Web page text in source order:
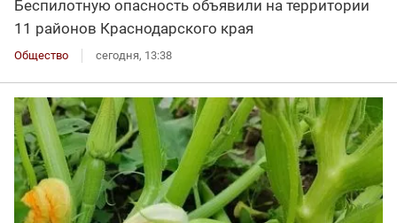
Беспилотную опасность объявили на территории
11 районов Краснодарского края
Общество сегодня, 13:38